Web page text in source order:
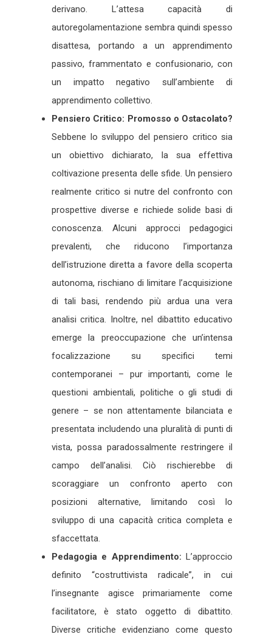
derivano. L’attesa capacità di
autoregolamentazione sembra quindi spesso
disattesa, portando a un apprendimento
passivo, frammentato e confusionario, con
un impatto negativo sull’ambiente di
apprendimento collettivo.
Pensiero Critico: Promosso o Ostacolato?
Sebbene lo sviluppo del pensiero critico sia
un obiettivo dichiarato, la sua effettiva
coltivazione presenta delle sfide. Un pensiero
realmente critico si nutre del confronto con
prospettive diverse e richiede solide basi di
conoscenza. Alcuni approcci pedagogici
prevalenti, che riducono l’importanza
dell’istruzione diretta a favore della scoperta
autonoma, rischiano di limitare l’acquisizione
di tali basi, rendendo più ardua una vera
analisi critica. Inoltre, nel dibattito educativo
emerge la preoccupazione che un’intensa
focalizzazione su specifici temi
contemporanei – pur importanti, come le
questioni ambientali, politiche o gli studi di
genere – se non attentamente bilanciata e
presentata includendo una pluralità di punti di
vista, possa paradossalmente restringere il
campo dell’analisi. Ciò rischierebbe di
scoraggiare un confronto aperto con
posizioni alternative, limitando così lo
sviluppo di una capacità critica completa e
sfaccettata.
Pedagogia e Apprendimento: L’approccio
definito “costruttivista radicale”, in cui
l’insegnante agisce primariamente come
facilitatore, è stato oggetto di dibattito.
Diverse critiche evidenziano come questo